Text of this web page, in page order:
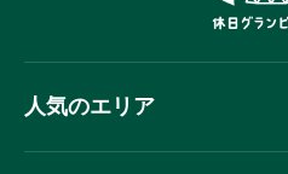
人気のエリア